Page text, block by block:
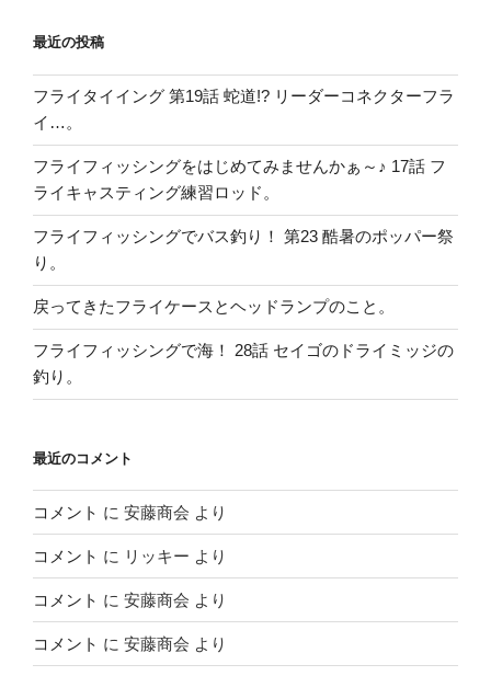
り
最近の投稿
フライタイイング 第19話 蛇道!? リーダーコネクターフラ
イ…。
フライフィッシングをはじめてみませんかぁ～♪ 17話 フ
ライキャスティング練習ロッド。
フライフィッシングでバス釣り！ 第23 酷暑のポッパー祭
り。
戻ってきたフライケースとヘッドランプのこと。
フライフィッシングで海！ 28話 セイゴのドライミッジの
釣り。
最近のコメント
コメント に 安藤商会 より
コメント に リッキー より
コメント に 安藤商会 より
コメント に 安藤商会 より